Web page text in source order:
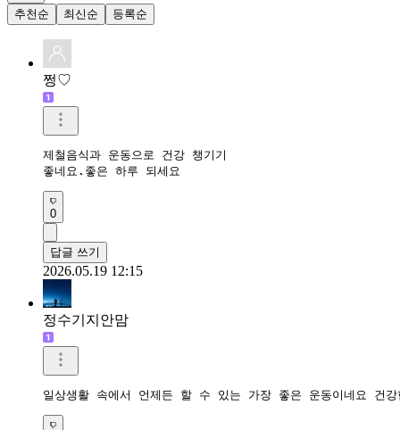
추천순
최신순 등록순
쩡♡
제철음식과 운동으로 건강 챙기기
좋네요.좋은 하루 되세요
0
답글 쓰기
2026.05.19 12:15
정수기지안맘
일상생활 속에서 언제든 할 수 있는 가장 좋은 운동이네요 건